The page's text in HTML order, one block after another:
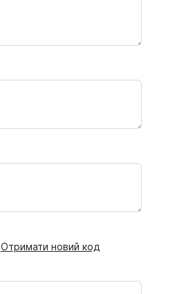
Отримати новий код